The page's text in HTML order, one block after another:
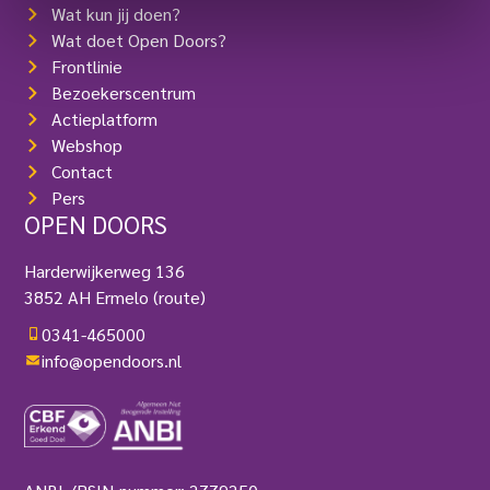
Wat kun jij doen?
Wat doet Open Doors?
Frontlinie
Bezoekerscentrum
Actieplatform
Webshop
Contact
Pers
OPEN DOORS
Harderwijkerweg 136
3852 AH Ermelo(route)
0341-465000
info@opendoors.nl